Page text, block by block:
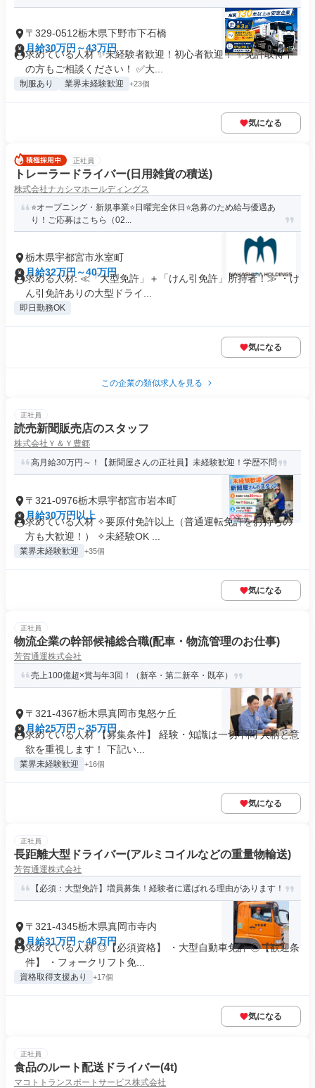
〒329-0512栃木県下野市下石橋
月給30万円～43万円
求めている人材 ✨未経験者歓迎！初心者歓迎！ ✨免許取得中
の方もご相談ください！ ✅大...
制服あり 業界未経験歓迎 +23個
気になる
正社員
トレーラードライバー(日用雑貨の積送)
株式会社ナカシマホールディングス
⭐️オープニング・新規事業⭐️日曜完全休日⭐️急募のため給与優遇あ
り！ご応募はこちら（02...
栃木県宇都宮市氷室町
月給32万円～40万円
求める人材: ≪「大型免許」＋「けん引免許」所持者！≫ ・け
ん引免許ありの大型ドライ...
即日勤務OK
気になる
この企業の類似求人を見る
正社員
読売新聞販売店のスタッフ
株式会社Ｙ＆Ｙ豊郷
高月給30万円～！【新聞屋さんの正社員】未経験歓迎！学歴不問
〒321-0976栃木県宇都宮市岩本町
月給30万円以上
求めている人材 ✧要原付免許以上（普通運転免許をお持ちの
方も大歓迎！） ✧未経験OK ...
業界未経験歓迎 +35個
気になる
正社員
物流企業の幹部候補総合職(配車・物流管理のお仕事)
芳賀通運株式会社
売上100億超×賞与年3回！（新卒・第二新卒・既卒）
〒321-4367栃木県真岡市鬼怒ケ丘
月給25万円～35万円
求めている人材 【募集条件】 経験・知識は一切不問 人柄と意
欲を重視します！ 下記い...
業界未経験歓迎 +16個
気になる
正社員
長距離大型ドライバー(アルミコイルなどの重量物輸送)
芳賀通運株式会社
【必須：大型免許】増員募集！経験者に選ばれる理由があります！
〒321-4345栃木県真岡市寺内
月給31万円～46万円
求めている人材 ◎【必須資格】 ・大型自動車免許 ◎【歓迎条
件】 ・フォークリフト免...
資格取得支援あり +17個
気になる
正社員
食品のルート配送ドライバー(4t)
マコトトランスポートサービス株式会社